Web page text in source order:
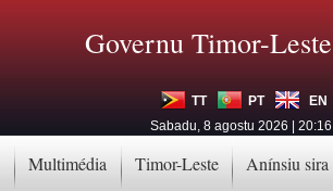
Multimédia Timor-Leste Anínsiu sira
Governu Timor-Leste
TT PT
EN
Sabadu, 8 agostu 2026 | 20:16